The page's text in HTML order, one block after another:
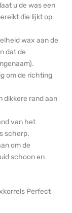
u de was een
die lijkt op
wax aan de
dat de
om de richting
dikkere rand aan
van het
scherp.
om de
schoon en
Perfect